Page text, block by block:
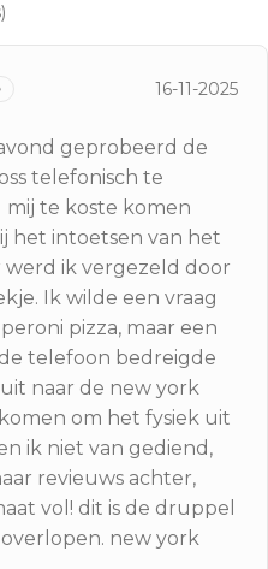
)
16-11-2025
geprobeerd de
telefonisch te
mij te koste komen
het intoetsen van het
ik vergezeld door
Ik wilde een vraag
pizza, maar een
telefoon bedreigde
naar de new york
om het fysiek uit
ik niet van gediend,
revieuws achter,
vol! dit is de druppel
new york